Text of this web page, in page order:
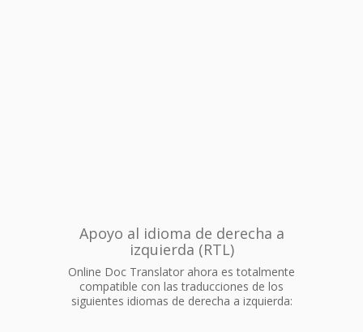
Apoyo al idioma de derecha a
izquierda (RTL)
Online Doc Translator ahora es totalmente
compatible con las traducciones de los
siguientes idiomas de derecha a izquierda: